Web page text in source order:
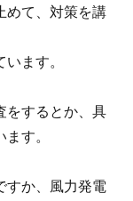
めて、対策を講
ます。
をするとか、具
す。
すか、風力発電